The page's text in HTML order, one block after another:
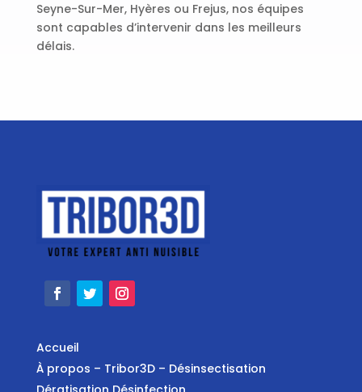
Seyne-Sur-Mer, Hyères ou Frejus, nos équipes
sont capables d’intervenir dans les meilleurs
délais.
Accueil
À propos – Tribor3D – Désinsectisation